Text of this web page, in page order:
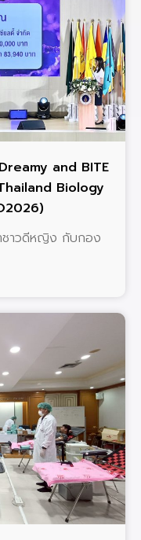
and BITE
Biology
าวดีหญิง กับกอง